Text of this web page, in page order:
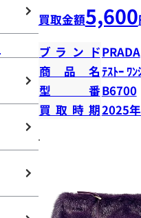
買取金額5,600
ブランドPRADA
商品名ﾃｽﾄｰ ﾜﾝ
型番B6700
買取時期2025